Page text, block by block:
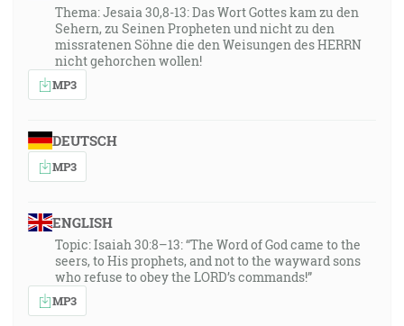
Thema: Jesaia 30,8-13: Das Wort Gottes kam zu den
Sehern, zu Seinen Propheten und nicht zu den
missratenen Söhne die den Weisungen des HERRN
nicht gehorchen wollen!
MP3
DEUTSCH
MP3
ENGLISH
Topic: Isaiah 30:8–13: “The Word of God came to the
seers, to His prophets, and not to the wayward sons
who refuse to obey the LORD’s commands!”
MP3